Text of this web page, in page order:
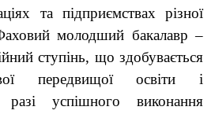
та підприємствах різної
молодший бакалавр –
ступінь, що здобувається
передвищої освіти і
успішного виконання